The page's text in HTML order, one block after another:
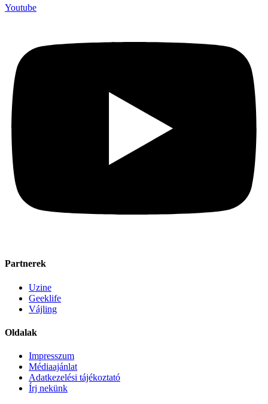
Youtube
Partnerek
Uzine
Geeklife
Vájling
Oldalak
Impresszum
Médiaajánlat
Adatkezelési tájékoztató
Írj nekünk